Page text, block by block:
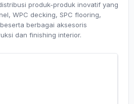
produk-produk inovatif yang
WPC decking, SPC flooring,
berbagai aksesoris
dan finishing interior.